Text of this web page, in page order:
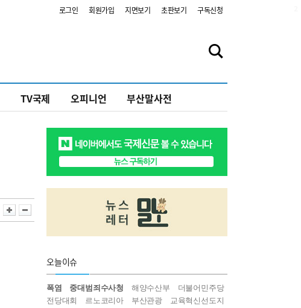
로그인 회원가입 지면보기 초판보기 구독신청
TV국제 오피니언 부산말사전
오늘이슈
폭염 중대범죄수사청 해양수산부
더불어민주당
전당대회
르노코리아 부산관광
교육혁신선도지